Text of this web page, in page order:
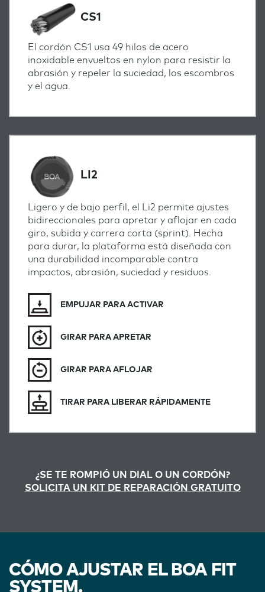
CS1
El cordón CS1 usa 49 hilos de acero
inoxidable envueltos en nylon para resistir la
abrasión y repeler la suciedad, los escombros
y el agua.
LI2
Ligero y de bajo perfil, el Li2 permite ajustes
bidireccionales para apretar y aflojar en cada
giro, subida y carrera corta (sprint). Hecha
para durar, la plataforma está diseñada con
una durabilidad incomparable contra
impactos, abrasión, suciedad y residuos.
EMPUJAR PARA ACTIVAR
GIRAR PARA APRETAR
GIRAR PARA AFLOJAR
TIRAR PARA LIBERAR RÁPIDAMENTE
¿SE TE ROMPIÓ UN DIAL O UN CORDÓN?
SOLICITA UN KIT DE REPARACIÓN GRATUITO
CÓMO AJUSTAR EL BOA FIT
SYSTEM.